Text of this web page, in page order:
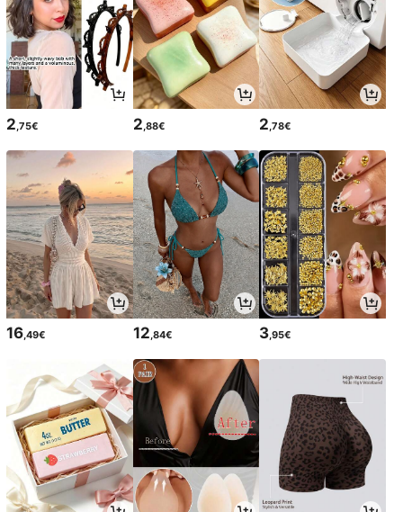
2 ,75€ 2 ,88€ 2 ,78€
16 ,49€ 12 ,84€ 3 ,95€